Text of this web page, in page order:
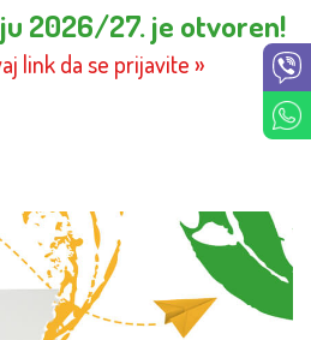
2026/27. je otvoren!
link da se prijavite »